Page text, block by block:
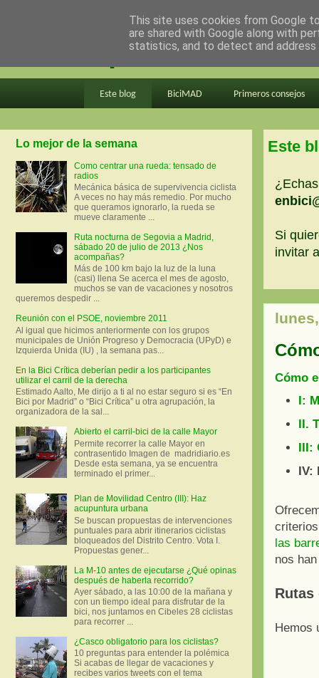
en bici por madrid
Este blog BiciMAD Primeros consejos
Este
Si
invitar
Cómo
I:
II.
III:
IV:
las
nos
Rutas
Hemos
Lo mejor de la semana
Como centrar una rueda: tensado de
radios
Mecánica básica de supervivencia ciclista
A veces no hay más remedio. Por mucho
que queramos ignorarlo, la rueda se
mueve claramente ...
Ruta nocturna de Segovia a Madrid,
sábado 20 de julio de 2013 ¿Nos
acompañas?
Más de 100 km bajo la luz de la luna
(casi) llena Se acerca el mes de agosto,
muchos se van de vacaciones y nosotros
queremos despedir ...
Reunión con el PSOE, noviembre 2011
Al igual que hicimos anteriormente con los grupos
municipales de Unión Progreso y Democracia (UPyD) e
Izquierda Unida (IU) , la semana pas...
En la Bici Crítica deberían pedir a los participantes
utilizar el carril de la derecha
Estimado Aalto, Me dirijo a ti al no estar seguro si es “En
Bici por Madrid” o “Bici Crítica” u otra agrupación, la
organizadora de la sal...
Abierto el carril-bici de la calle Mayor
Permite recorrer la calle Mayor en
contrasentido Imagen de madridiario.es
Desde esta semana, ya se encuentra
terminado el primer...
Plan de Movilidad Centro (III): Haz
acupuntura urbana
Se buscan propuestas de intervenciones
puntuales para abrir itinerarios ciclistas
bloqueados del Distrito Centro. Vota I.
Propuestas gener...
La M-10 antes de ejecutarse ¿Qué opinas
después de haberla recorrido?
Ayer sábado, a las 10:00 de la mañana y
con un tiempo ideal para disfrutar de la
bici, nos juntamos en Cibeles 28 ciclistas
para recorrer ...
¿Casco obligatorio para los ciclistas?
10 preguntas para entender la polémica
Si acabas de llegar de vacaciones y
recibes varios tweets con el tema
This site uses cookies from Google
are shared with Google along with
statistics, and to detect and address